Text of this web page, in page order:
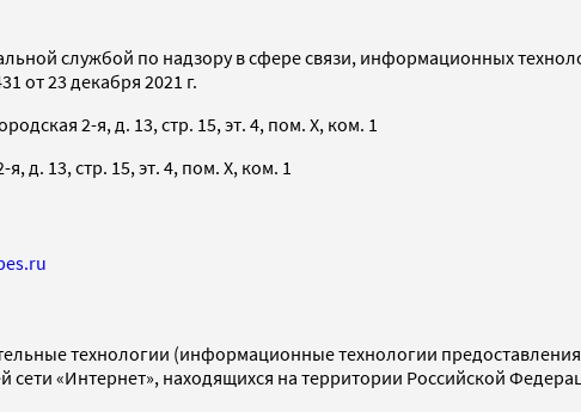
службой по надзору в сфере связи, информационных
от 23 декабря 2021 г.
2-я, д. 13, стр. 15, эт. 4, пом. X, ком. 1
д. 13, стр. 15, эт. 4, пом. X, ком. 1
технологии (информационные технологии
«Интернет», находящихся на территории Российской